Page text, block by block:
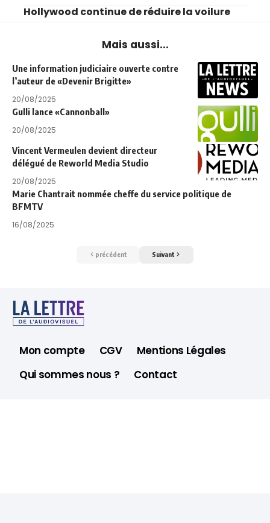
Hollywood continue de réduire la voilure
Mais aussi...
Une information judiciaire ouverte contre
l’auteur de «Devenir Brigitte»
20/08/2025
Gulli lance «Cannonball»
20/08/2025
Vincent Vermeulen devient directeur
délégué de Reworld Media Studio
20/08/2025
Marie Chantrait nommée cheffe du service politique de
BFMTV
16/08/2025
précédent Suivant
Mon compte CGV
Mentions Légales
Qui sommes nous ?
Contact